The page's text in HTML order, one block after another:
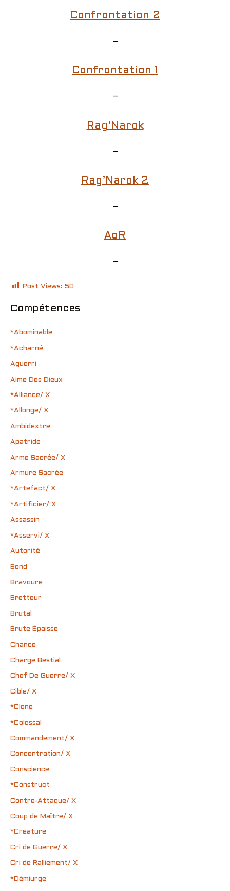
Confrontation 2
–
Confrontation 1
–
Rag’Narok
–
Rag’Narok 2
–
AoR
–
Post Views: 50
Compétences
*Abominable
*Acharné
Aguerri
Aime Des Dieux
*Alliance/ X
*Allonge/ X
Ambidextre
Apatride
Arme Sacrée/ X
Armure Sacrée
*Artefact/ X
*Artificier/ X
Assassin
*Asservi/ X
Autorité
Bond
Bravoure
Bretteur
Brutal
Brute Épaisse
Chance
Charge Bestial
Chef De Guerre/ X
Cible/ X
*Clone
*Colossal
Commandement/ X
Concentration/ X
Conscience
*Construct
Contre-Attaque/ X
Coup de Maître/ X
*Creature
Cri de Guerre/ X
Cri de Ralliement/ X
*Démiurge